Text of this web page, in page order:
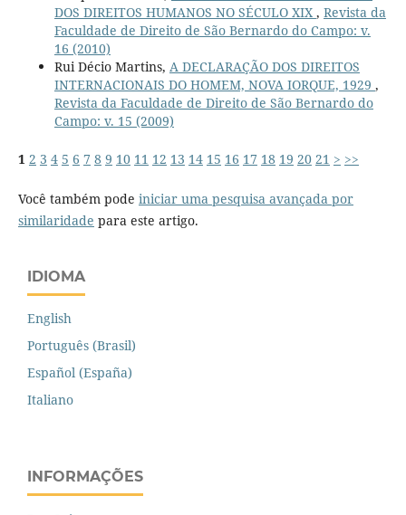
DOS DIREITOS HUMANOS NO SÉCULO XIX , Revista da
Faculdade de Direito de São Bernardo do Campo: v.
16 (2010)
Rui Décio Martins, A DECLARAÇÃO DOS DIREITOS
INTERNACIONAIS DO HOMEM, NOVA IORQUE, 1929 ,
Revista da Faculdade de Direito de São Bernardo do
Campo: v. 15 (2009)
1 2 3 4 5 6 7 8 9 10 11 12 13 14 15 16 17 18 19 20 21 > >>
Você também pode iniciar uma pesquisa avançada por
similaridade para este artigo.
IDIOMA
English
Português (Brasil)
Español (España)
Italiano
INFORMAÇÕES